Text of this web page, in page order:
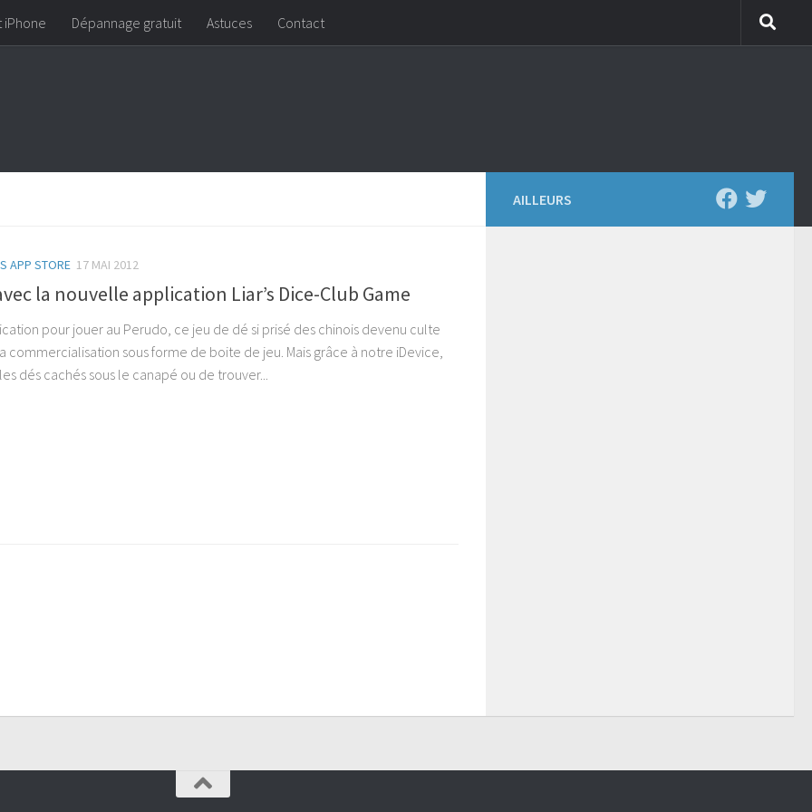
iPhone Dépannage gratuit Astuces Contact
APP STORE 17 MAI 2012
la nouvelle application Liar’s Dice-Club Game
pour jouer au Perudo, ce jeu de dé si prisé des chinois devenu culte
commercialisation sous forme de boite de jeu. Mais grâce à notre iDevice,
dés cachés sous le canapé ou de trouver...
AILLEURS